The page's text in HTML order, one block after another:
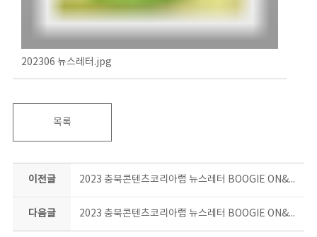
202306 뉴스레터.jpg
목록
이전글 2023 충북콘텐츠코리아랩 뉴스레터 BOOGIE ON&ON 5월호
다음글 2023 충북콘텐츠코리아랩 뉴스레터 BOOGIE ON&ON 7월호